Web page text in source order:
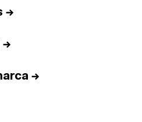
→
→
→